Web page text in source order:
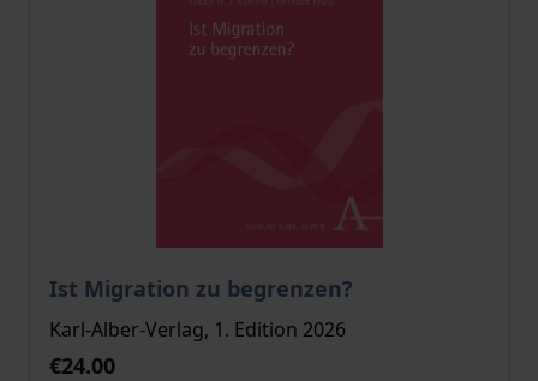
Ist Migration zu begrenzen?
The price depends on the options chosen on the
Karl-Alber-Verlag, 1. Edition 2026
€24.00